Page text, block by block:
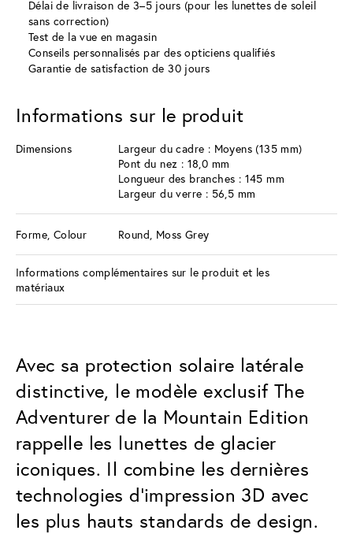
Délai de livraison de 3–5 jours (pour les lunettes de soleil
sans correction)
Test de la vue en magasin
Conseils personnalisés par des opticiens qualifiés
Garantie de satisfaction de 30 jours
Informations sur le produit
Dimensions
Largeur du cadre : Moyens (135 mm)
Pont du nez : 18,0 mm
Longueur des branches : 145 mm
Largeur du verre : 56,5 mm
Forme, Colour Round, Moss Grey
Informations complémentaires sur le produit et les
matériaux
Avec sa protection solaire latérale
distinctive, le modèle exclusif The
Adventurer de la Mountain Edition
rappelle les lunettes de glacier
iconiques. Il combine les dernières
technologies d'impression 3D avec
les plus hauts standards de design.